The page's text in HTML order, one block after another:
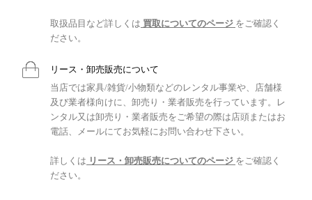
取扱品目など詳しくは 買取についてのページ をご確認く
ださい。
リース・卸売販売について
当店では家具/雑貨/小物類などのレンタル事業や、店舗様
及び業者様向けに、卸売り・業者販売を行っています。レ
ンタル又は卸売り・業者販売をご希望の際は店頭またはお
電話、メールにてお気軽にお問い合わせ下さい。
詳しくは リース・卸売販売についてのページ をご確認く
ださい。